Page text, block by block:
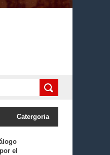
Catergoria
el